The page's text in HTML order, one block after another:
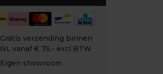
Gratis verzending binnen
NL vanaf € 75,- excl BTW
Eigen showroom